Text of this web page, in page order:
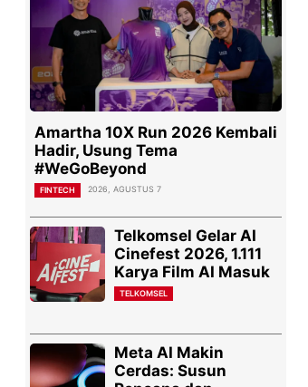
Amartha 10X Run 2026 Kembali
Hadir, Usung Tema
#WeGoBeyond
FINTECH 2026, AGUSTUS 7
Telkomsel Gelar AI
Cinefest 2026, 1.111
Karya Film AI Masuk
TELKOMSEL
Meta AI Makin
Cerdas: Susun